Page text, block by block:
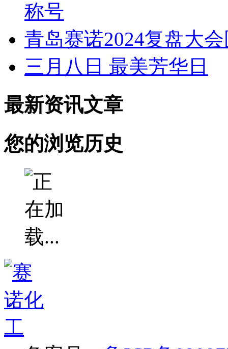
称号
青岛赛诺2024复盘大
三月八日 最美芳华日
最新资讯文章
您的浏览历史